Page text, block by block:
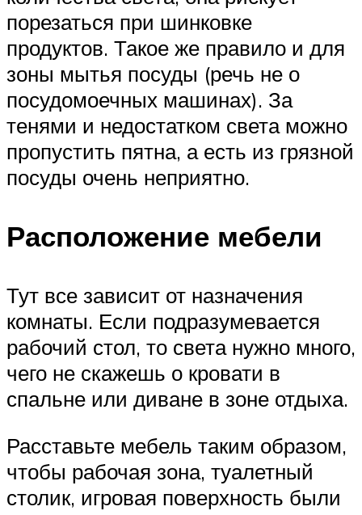
порезаться при шинковке
продуктов. Такое же правило и для
зоны мытья посуды (речь не о
посудомоечных машинах). За
тенями и недостатком света можно
пропустить пятна, а есть из грязной
посуды очень неприятно.
Расположение мебели
Тут все зависит от назначения
комнаты. Если подразумевается
рабочий стол, то света нужно много,
чего не скажешь о кровати в
спальне или диване в зоне отдыха.
Расставьте мебель таким образом,
чтобы рабочая зона, туалетный
столик, игровая поверхность были